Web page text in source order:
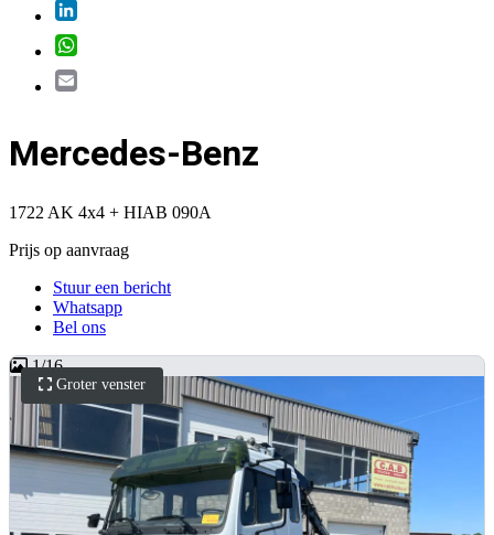
Mercedes-Benz
1722 AK 4x4 + HIAB 090A
Prijs op aanvraag
Stuur een bericht
Whatsapp
Bel ons
Groter venster
1/16